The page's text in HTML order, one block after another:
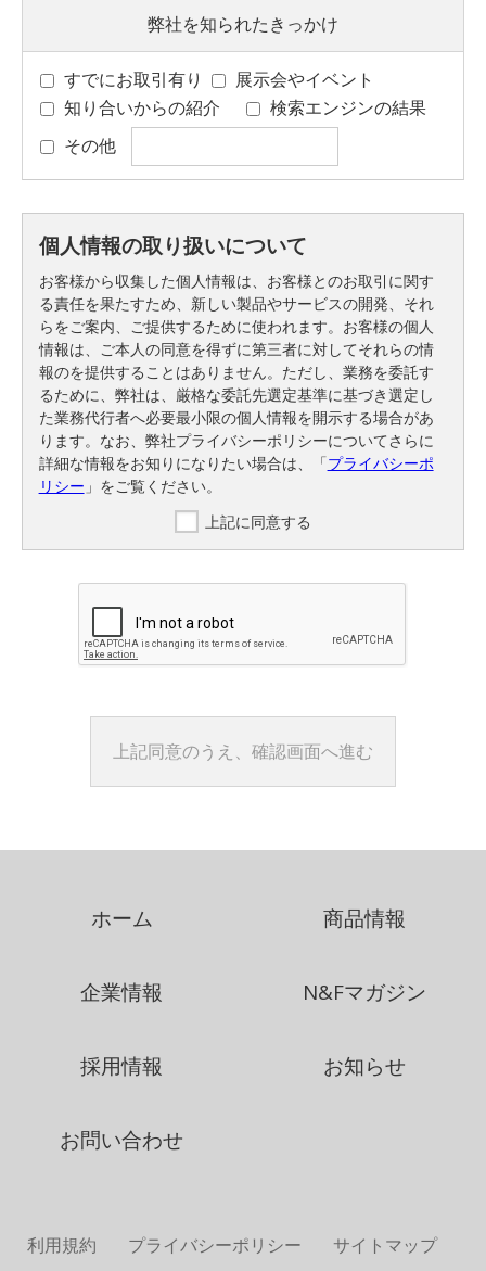
弊社を知られたきっかけ
すでにお取引有り
展示会やイベント
知り合いからの紹介
検索エンジンの結果
その他
個人情報の取り扱いについて
お客様から収集した個人情報は、お客様とのお取引に関す
る責任を果たすため、新しい製品やサービスの開発、それ
らをご案内、ご提供するために使われます。お客様の個人
情報は、ご本人の同意を得ずに第三者に対してそれらの情
報のを提供することはありません。ただし、業務を委託す
るために、弊社は、厳格な委託先選定基準に基づき選定し
た業務代行者へ必要最小限の個人情報を開示する場合があ
ります。なお、弊社プライバシーポリシーについてさらに
詳細な情報をお知りになりたい場合は、「プライバシーポ
リシー 」をご覧ください。
上記に同意する
ホーム 商品情報
企業情報 N&Fマガジン
採用情報 お知らせ
お問い合わせ
利用規約 プライバシーポリシー サイトマップ